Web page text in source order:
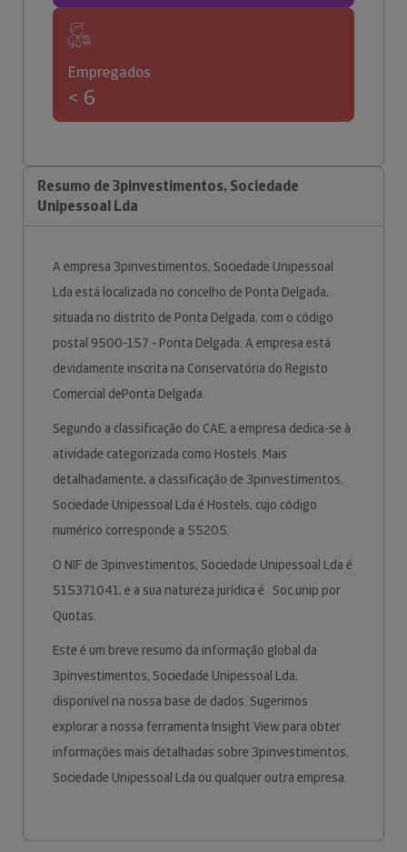
Empregados
< 6
Resumo de 3pinvestimentos, Sociedade
Unipessoal Lda
A empresa 3pinvestimentos, Sociedade Unipessoal
Lda está localizada no concelho de Ponta Delgada,
situada no distrito de Ponta Delgada, com o código
postal 9500-157 - Ponta Delgada. A empresa está
devidamente inscrita na Conservatória do Registo
Comercial dePonta Delgada.
Segundo a classificação do CAE, a empresa dedica-se à
atividade categorizada como Hostels. Mais
detalhadamente, a classificação de 3pinvestimentos,
Sociedade Unipessoal Lda é Hostels, cujo código
numérico corresponde a 55205.
O NIF de 3pinvestimentos, Sociedade Unipessoal Lda é
515371041, e a sua natureza jurídica é Soc.unip.por
Quotas.
Este é um breve resumo da informação global da
3pinvestimentos, Sociedade Unipessoal Lda,
disponível na nossa base de dados. Sugerimos
explorar a nossa ferramenta Insight View para obter
informações mais detalhadas sobre 3pinvestimentos,
Sociedade Unipessoal Lda ou qualquer outra empresa.